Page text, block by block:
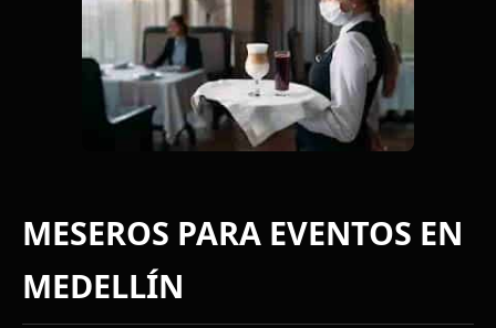
MESEROS PARA EVENTOS EN
MEDELLÍN